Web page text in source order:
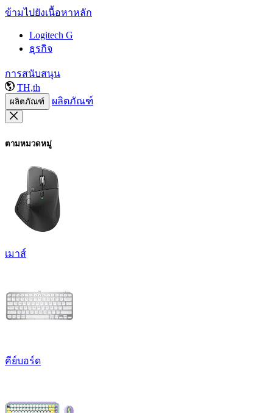
ข้ามไปยังเนื้อหาหลัก
Logitech G
ธุรกิจ
การสนับสนุน
TH,th
ผลิตภัณฑ์ ผลิตภัณฑ์
ตามหมวดหมู่
เมาส์
คีย์บอร์ด